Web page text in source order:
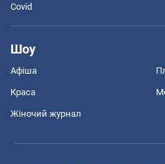
Covid
Шоу
Афіша
Краса
Жіночий журнал